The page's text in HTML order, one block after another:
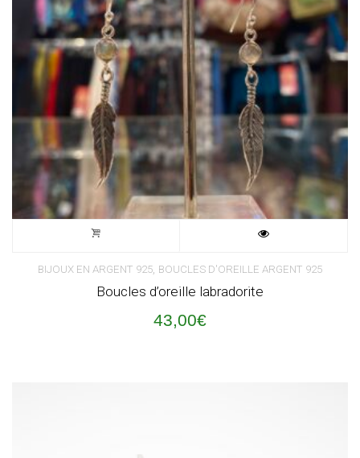
BIJOUX EN ARGENT 925, BOUCLES D'OREILLE ARGENT 925
Boucles d’oreille labradorite
43,00€